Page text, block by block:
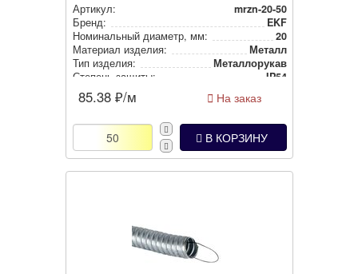
Артикул:
mrzn-20-50
Бренд:
EKF
Номи­наль­ный диаметр, мм:
20
Материал изделия:
Металл
Тип изделия:
Метал­ло­ру­кав
Степень защиты:
IP54
Цвет:
85.38 ₽/м На заказ
В КОРЗИНУ